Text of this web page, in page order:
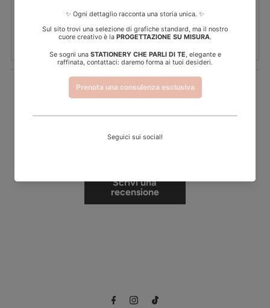
Recensioni Clienti
Scrivi una
recensione